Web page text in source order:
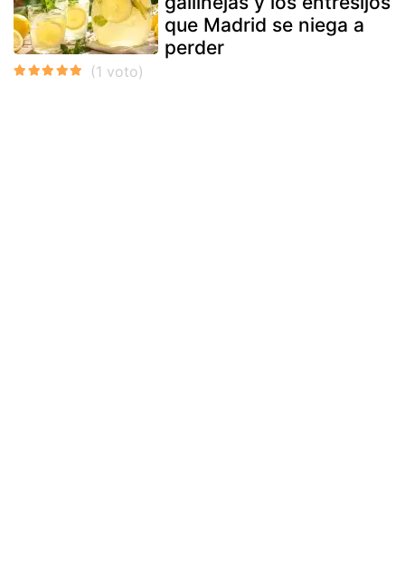
que Madrid se niega a
perder